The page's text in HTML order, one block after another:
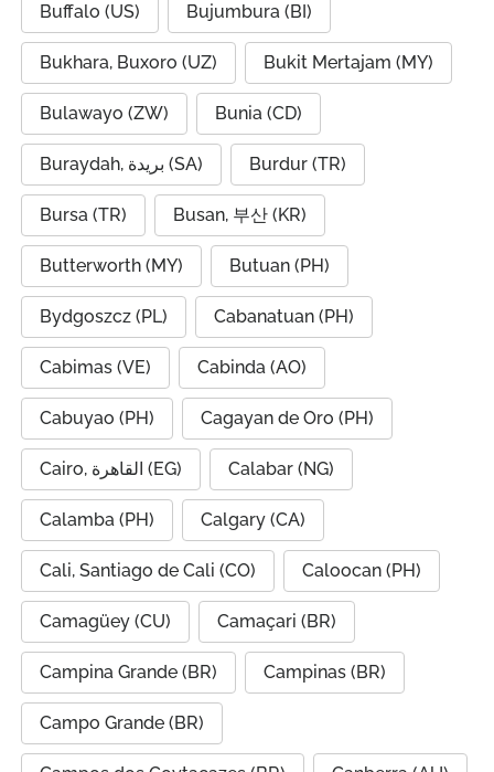
Buffalo (US) Bujumbura (BI)
Bukhara, Buxoro (UZ) Bukit Mertajam (MY)
Bulawayo (ZW) Bunia (CD)
Buraydah, بريدة (SA) Burdur (TR)
Bursa (TR) Busan, 부산 (KR)
Butterworth (MY) Butuan (PH)
Bydgoszcz (PL) Cabanatuan (PH)
Cabimas (VE) Cabinda (AO)
Cabuyao (PH) Cagayan de Oro (PH)
Cairo, القاهرة (EG) Calabar (NG)
Calamba (PH) Calgary (CA)
Cali, Santiago de Cali (CO) Caloocan (PH)
Camagüey (CU) Camaçari (BR)
Campina Grande (BR) Campinas (BR)
Campo Grande (BR)